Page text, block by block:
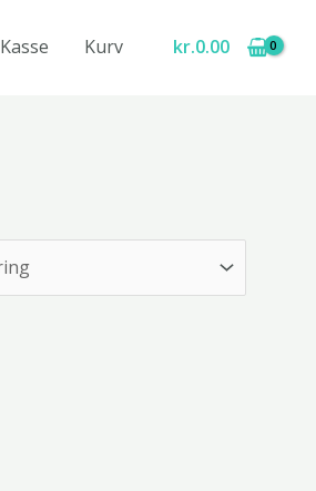
Kasse Kurv kr.0.00